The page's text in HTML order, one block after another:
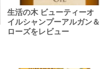
生活の木 ビューティーオ
イルシャンプーアルガン＆
ローズをレビュー